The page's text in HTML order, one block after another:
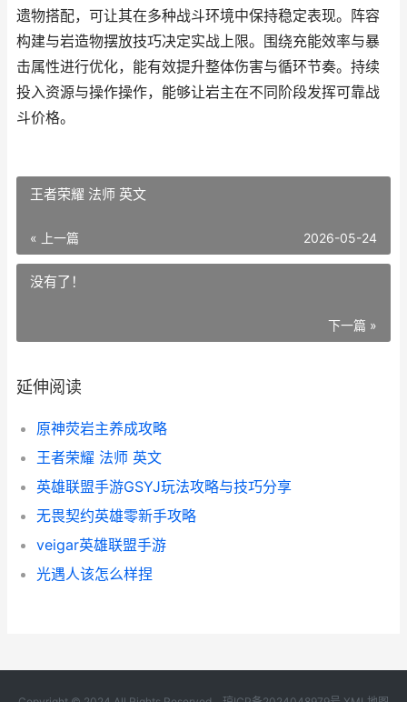
遗物搭配，可让其在多种战斗环境中保持稳定表现。阵容
构建与岩造物摆放技巧决定实战上限。围绕充能效率与暴
击属性进行优化，能有效提升整体伤害与循环节奏。持续
投入资源与操作操作，能够让岩主在不同阶段发挥可靠战
斗价格。
王者荣耀 法师 英文
« 上一篇 2026-05-24
没有了！
下一篇 »
延伸阅读
原神荧岩主养成攻略
王者荣耀 法师 英文
英雄联盟手游GSYJ玩法攻略与技巧分享
无畏契约英雄零新手攻略
veigar英雄联盟手游
光遇人该怎么样捏